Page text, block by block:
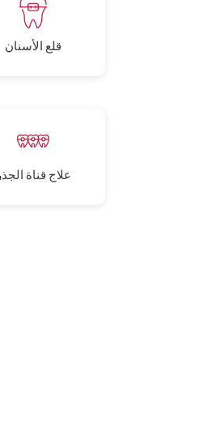
قلع الأسنان
علاج قناة الجذر